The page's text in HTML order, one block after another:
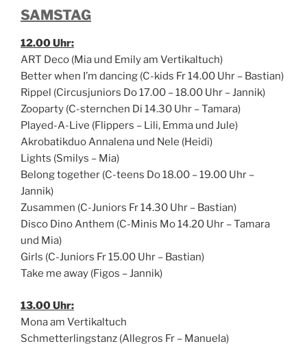
SAMSTAG
12.00 Uhr:
ART Deco (Mia und Emily am Vertikaltuch)
Better when I’m dancing (C-kids Fr 14.00 Uhr – Bastian)
Rippel (Circusjuniors Do 17.00 – 18.00 Uhr – Jannik)
Zooparty (C-sternchen Di 14.30 Uhr – Tamara)
Played-A-Live (Flippers – Lili, Emma und Jule)
Akrobatikduo Annalena und Nele (Heidi)
Lights (Smilys – Mia)
Belong together (C-teens Do 18.00 – 19.00 Uhr –
Jannik)
Zusammen (C-Juniors Fr 14.30 Uhr – Bastian)
Disco Dino Anthem (C-Minis Mo 14.20 Uhr – Tamara
und Mia)
Girls (C-Juniors Fr 15.00 Uhr – Bastian)
Take me away (Figos – Jannik)
13.00 Uhr:
Mona am Vertikaltuch
Schmetterlingstanz (Allegros Fr – Manuela)